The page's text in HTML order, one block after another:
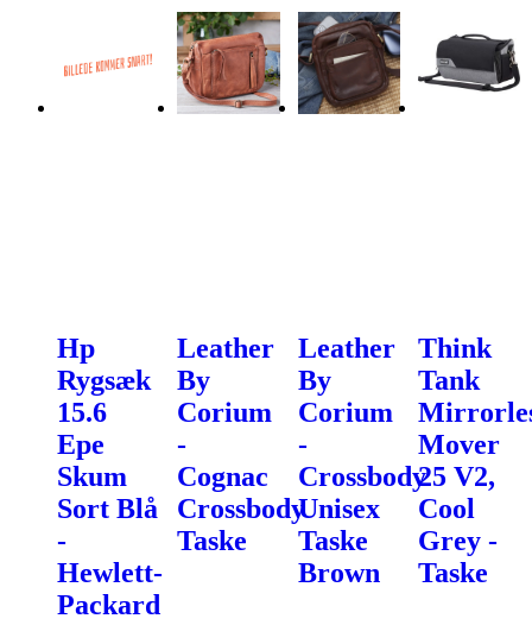
Hp
Rygsæk
15.6
Epe
Skum
Sort Blå
-
Hewlett-
Packard
Leather
By
Corium
-
Cognac
Crossbody
Taske
Leather
By
Corium
-
Crossbody
Unisex
Taske
Brown
Think
Tank
Mover
25 V2,
Cool
Grey -
Taske